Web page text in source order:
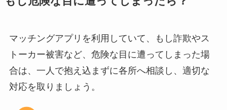
マッチングアプリを利用していて、もし詐欺やス
トーカー被害など、危険な目に遭ってしまった場
合は、一人で抱え込まずに各所へ相談し、適切な
対応を取りましょう。